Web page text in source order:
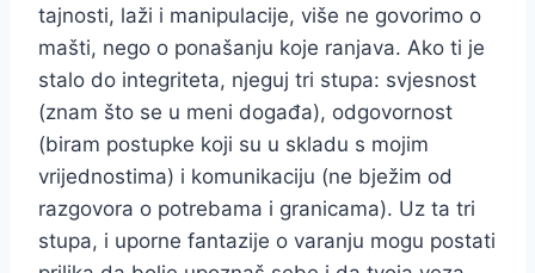
tajnosti, laži i manipulacije, više ne govorimo o
mašti, nego o ponašanju koje ranjava. Ako ti je
stalo do integriteta, njeguj tri stupa: svjesnost
(znam što se u meni događa), odgovornost
(biram postupke koji su u skladu s mojim
vrijednostima) i komunikaciju (ne bježim od
razgovora o potrebama i granicama). Uz ta tri
stupa, i uporne fantazije o varanju mogu postati